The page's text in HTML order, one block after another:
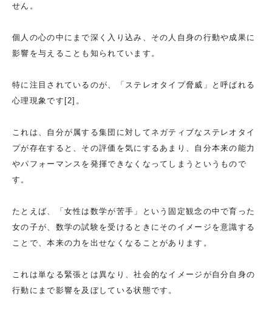
せん。
個人の心の中にまで深く入り込み、その人自身の行動や成果に
影響を与えることも知られています。
特に注目されているのが、「ステレオタイプ脅威」と呼ばれる
心理現象です[2]。
これは、自分が属する集団に対してネガティブなステレオタイ
プが存在すると、その評価を気にするあまり、自分本来の能力
やパフォーマンスを発揮できなくなってしまうというもので
す。
たとえば、「女性は数学が苦手」という固定観念の中で育った
女の子が、数学の試験を受けるときにそのイメージを意識する
ことで、本来の力を出せなくなることがあります。
これは単なる緊張とは異なり、社会的なイメージが自分自身の
行動にまで影響を及ぼしている状態です。